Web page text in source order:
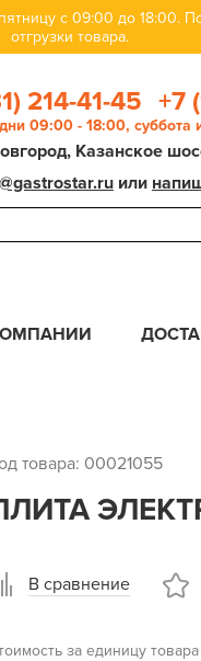
с 09:00 до 18:00.
отгрузки товара.
214-41-45 +7
09:00 - 18:00, суббота
Казанское
или
товара: 00021055
В сравнение
за единицу товара